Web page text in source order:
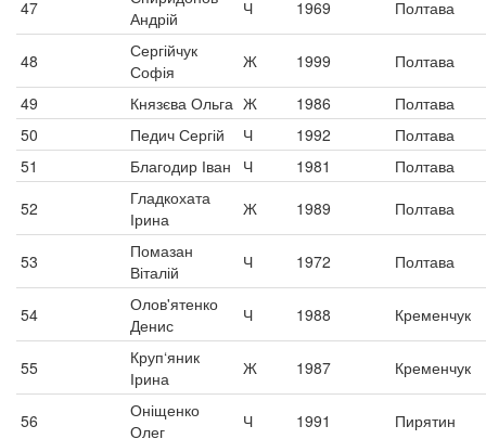
47
Андрій
Ч 1969 Полтава
48
Сергійчук
Софія
Ж 1999
Полтава
49
Князєва Ольга Ж 1986
Полтава
50
Педич Сергій Ч 1992
Полтава
51
Благодир Іван Ч 1981
Полтава
52
Гладкохата
Ірина
Ж 1989 Полтава
53
Помазан
Віталій
Ч 1972 Полтава
54
Олов'ятенко
Денис
Ч 1988 Кременчук
55
Круп‘яник
Ірина
Ж 1987 Кременчук
56
Оніщенко
Олег
Ч 1991 Пирятин